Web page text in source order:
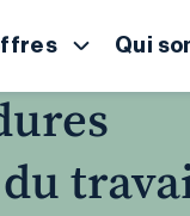
Qui